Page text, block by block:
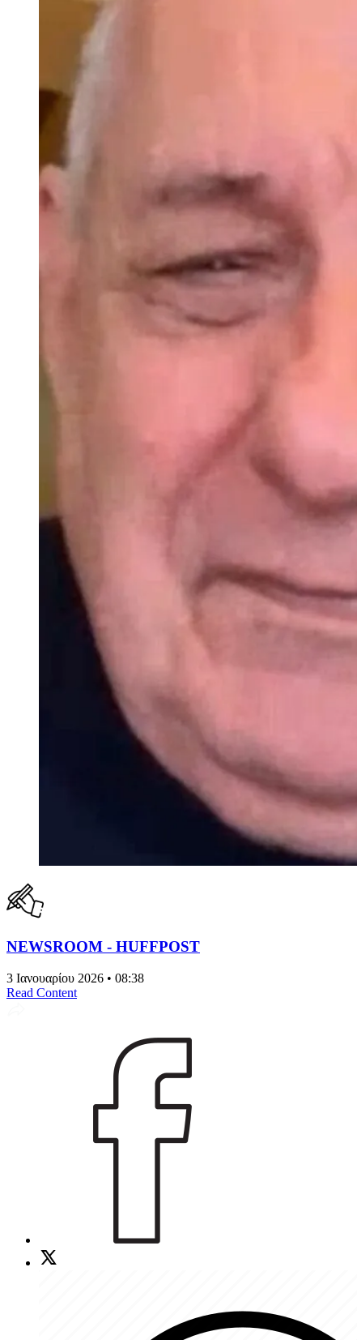
NEWSROOM - HUFFPOST
3 Ιανουαρίου 2026 • 08:38
Read Content